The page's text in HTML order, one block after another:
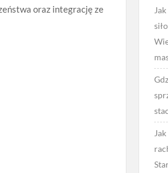
oraz integrację ze